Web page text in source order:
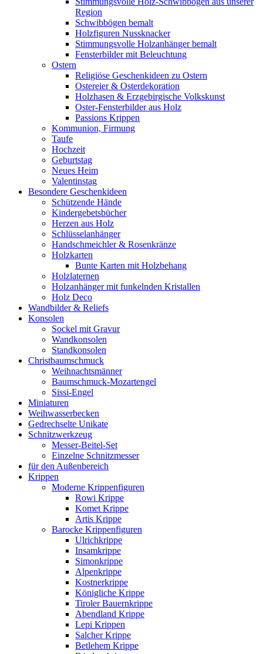
Region
Schwibbögen bemalt
Holzfiguren Nussknacker
Stimmungsvolle Holzanhänger bemalt
Fensterbilder mit Beleuchtung
Ostern
Religiöse Geschenkideen zu Ostern
Ostereier & Osterdekoration
Holzhasen & Erzgebirgische Volkskunst
Oster-Fensterbilder aus Holz
Passions Krippen
Kommunion, Firmung
Taufe
Hochzeit
Geburtstag
Neues Heim
Valentinstag
Besondere Geschenkideen
Schützende Hände
Kindergebetsbücher
Herzen aus Holz
Schlüsselanhänger
Handschmeichler & Rosenkränze
Holzkarten
Bunte Karten mit Holzbehang
Holzlaternen
Holzanhänger mit funkelnden Kristallen
Holz Deco
Wandbilder & Reliefs
Konsolen
Sockel mit Gravur
Wandkonsolen
Standkonsolen
Christbaumschmuck
Weihnachtsmänner
Baumschmuck-Mozartengel
Sissi-Engel
Miniaturen
Weihwasserbecken
Gedrechselte Unikate
Schnitzwerkzeug
Messer-Beitel-Set
Einzelne Schnitzmesser
für den Außenbereich
Krippen
Moderne Krippenfiguren
Rowi Krippe
Komet Krippe
Artis Krippe
Barocke Krippenfiguren
Ulrichkrippe
Insamkrippe
Simonkrippe
Alpenkrippe
Kostnerkrippe
Königliche Krippe
Tiroler Bauernkrippe
Abendland Krippe
Lepi Krippen
Salcher Krippe
Betlehem Krippe